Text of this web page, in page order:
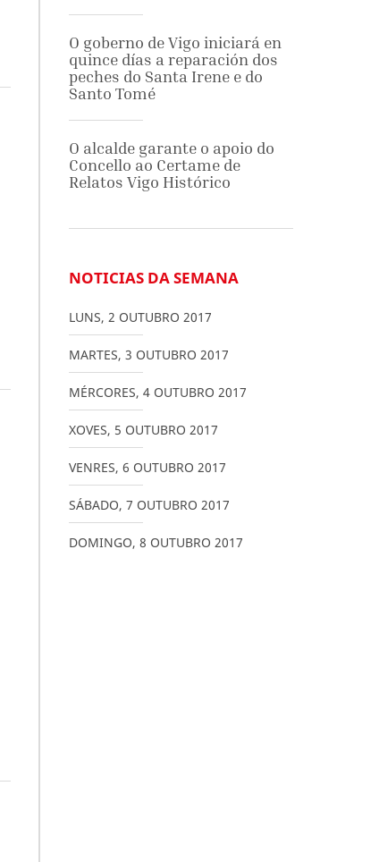
O goberno de Vigo iniciará en
quince días a reparación dos
peches do Santa Irene e do
Santo Tomé
O alcalde garante o apoio do
Concello ao Certame de
Relatos Vigo Histórico
NOTICIAS DA SEMANA
LUNS, 2 OUTUBRO 2017
MARTES, 3 OUTUBRO 2017
MÉRCORES, 4 OUTUBRO 2017
XOVES, 5 OUTUBRO 2017
VENRES, 6 OUTUBRO 2017
SÁBADO, 7 OUTUBRO 2017
DOMINGO, 8 OUTUBRO 2017